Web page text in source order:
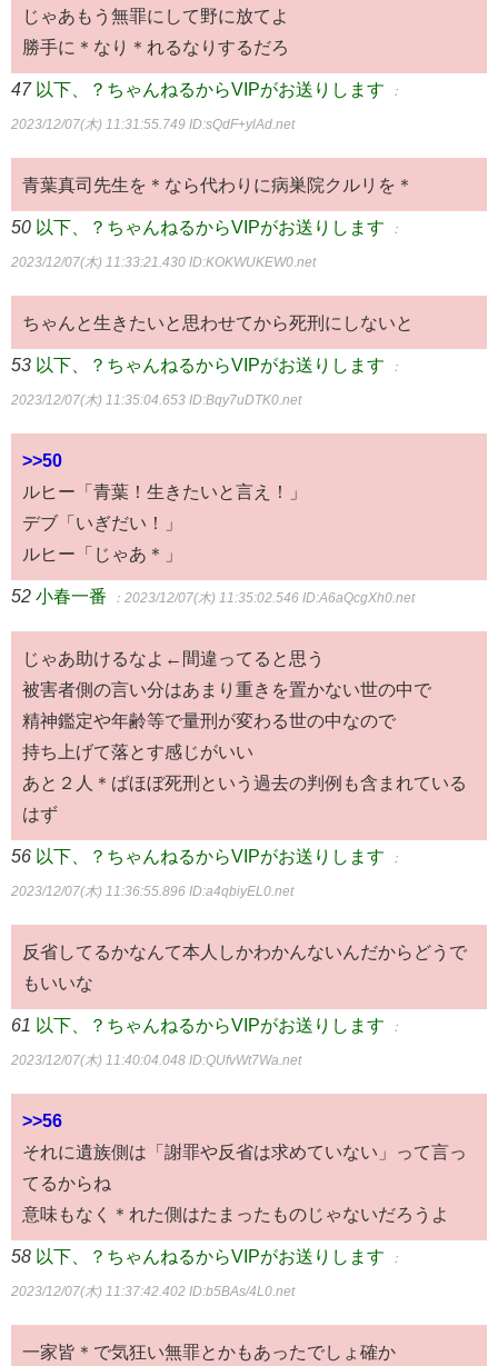
じゃあもう無罪にして野に放てよ
勝手に＊なり＊れるなりするだろ
47 以下、？ちゃんねるからVIPがお送りします ：
2023/12/07(木) 11:31:55.749 ID:sQdF+ylAd.net
青葉真司先生を＊なら代わりに病巣院クルリを＊
50 以下、？ちゃんねるからVIPがお送りします ：
2023/12/07(木) 11:33:21.430 ID:KOKWUKEW0.net
ちゃんと生きたいと思わせてから死刑にしないと
53 以下、？ちゃんねるからVIPがお送りします ：
2023/12/07(木) 11:35:04.653 ID:Bqy7uDTK0.net
>>50
ルヒー「青葉！生きたいと言え！」
デブ「いぎだい！」
ルヒー「じゃあ＊」
52 小春一番 ：2023/12/07(木) 11:35:02.546 ID:A6aQcgXh0.net
じゃあ助けるなよ←間違ってると思う
被害者側の言い分はあまり重きを置かない世の中で
精神鑑定や年齢等で量刑が変わる世の中なので
持ち上げて落とす感じがいい
あと２人＊ばほぼ死刑という過去の判例も含まれている
はず
56 以下、？ちゃんねるからVIPがお送りします ：
2023/12/07(木) 11:36:55.896 ID:a4qbiyEL0.net
反省してるかなんて本人しかわかんないんだからどうで
もいいな
61 以下、？ちゃんねるからVIPがお送りします ：
2023/12/07(木) 11:40:04.048 ID:QUfvWt7Wa.net
>>56
それに遺族側は「謝罪や反省は求めていない」って言っ
てるからね
意味もなく＊れた側はたまったものじゃないだろうよ
58 以下、？ちゃんねるからVIPがお送りします ：
2023/12/07(木) 11:37:42.402 ID:b5BAs/4L0.net
一家皆＊で気狂い無罪とかもあったでしょ確か